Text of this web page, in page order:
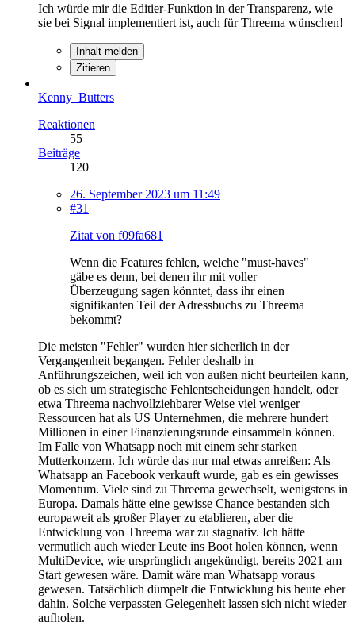
Ich würde mir die Editier-Funktion in der Transparenz, wie
sie bei Signal implementiert ist, auch für Threema wünschen!
Inhalt melden
Zitieren
Kenny_Butters
Reaktionen
55
Beiträge
120
26. September 2023 um 11:49
#31
Zitat von f09fa681
Wenn die Features fehlen, welche "must-haves"
gäbe es denn, bei denen ihr mit voller
Überzeugung sagen könntet, dass ihr einen
signifikanten Teil der Adressbuchs zu Threema
bekommt?
Die meisten "Fehler" wurden hier sicherlich in der
Vergangenheit begangen. Fehler deshalb in
Anführungszeichen, weil ich von außen nicht beurteilen kann,
ob es sich um strategische Fehlentscheidungen handelt, oder
etwa Threema nachvollziehbarer Weise viel weniger
Ressourcen hat als US Unternehmen, die mehrere hundert
Millionen in einer Finanzierungsrunde einsammeln können.
Im Falle von Whatsapp noch mit einem sehr starken
Mutterkonzern. Ich würde das nur mal etwas anreißen: Als
Whatsapp an Facebook verkauft wurde, gab es ein gewisses
Momentum. Viele sind zu Threema gewechselt, wenigstens in
Europa. Damals hätte eine gewisse Chance bestanden sich
europaweit als großer Player zu etablieren, aber die
Entwicklung von Threema war zu stagnativ. Ich hätte
vermutlich auch wieder Leute ins Boot holen können, wenn
MultiDevice, wie ursprünglich angekündigt, bereits 2021 am
Start gewesen wäre. Damit wäre man Whatsapp voraus
gewesen. Tatsächlich dümpelt die Entwicklung bis heute eher
dahin. Solche verpassten Gelegenheit lassen sich nicht wieder
aufholen.